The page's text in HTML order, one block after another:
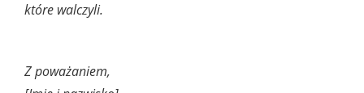
które walczyli.
Z poważaniem,